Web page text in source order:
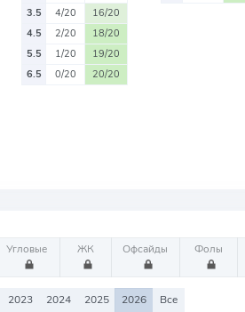
3.5
4/20
16/20
4.5
2/20
18/20
5.5
1/20
19/20
6.5
0/20 20/20
Угловые ЖК Офсайды Фолы
2023 2024 2025 2026 Все